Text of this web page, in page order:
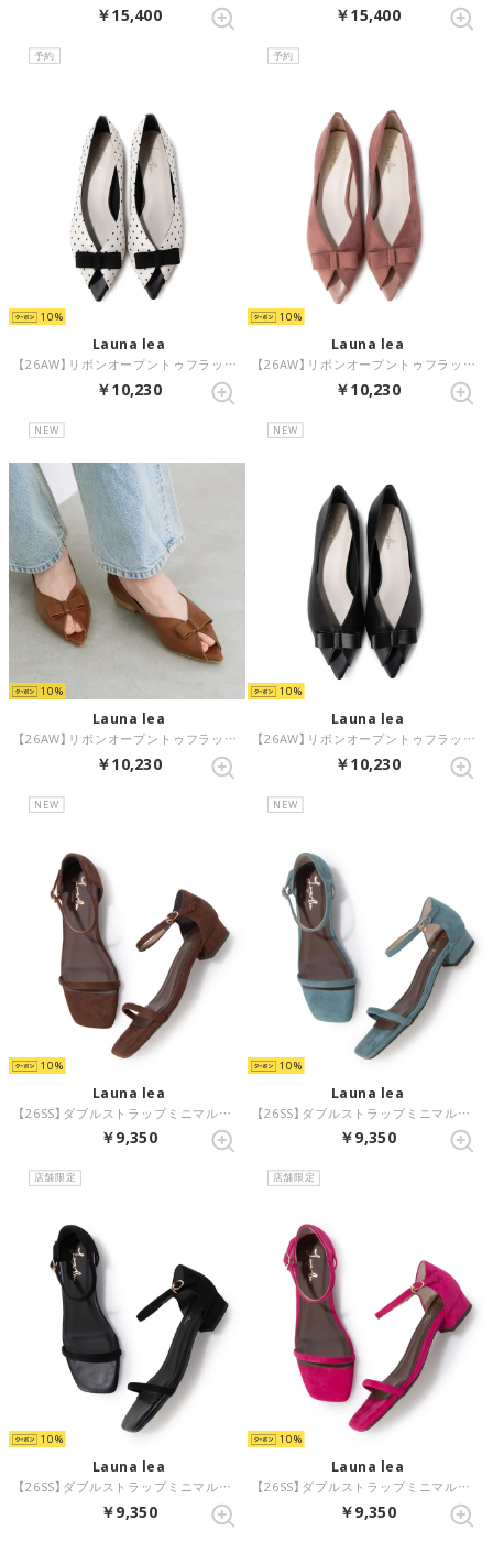
￥15,400
予約
￥15,400
予約
10
Launa lea
【26AW】リボンオープントゥフラットパンプス(0634) （アイボリーZ/C）
￥10,230
NEW
10
Launa lea
【26AW】リボンオープントゥフラットパンプス(0634) （モーブS）
￥10,230
NEW
10
Launa lea
【26AW】リボンオープントゥフラットパンプス(0634) （ブラウン）
￥10,230
NEW
10
Launa lea
【26AW】リボンオープントゥフラットパンプス(0634) （ブラック）
￥10,230
NEW
10
Launa lea
【26SS】ダブルストラップミニマルサンダル(0633) （ブラウンS）
￥9,350
店舗限定
10
Launa lea
【26SS】ダブルストラップミニマルサンダル(0633) （ブルーグリーンS/C）
￥9,350
店舗限定
10
Launa lea
【26SS】ダブルストラップミニマルサンダル(0633) （ブラックS）
￥9,350
10
Launa lea
【26SS】ダブルストラップミニマルサンダル(0633) （ローズS/C）
￥9,350